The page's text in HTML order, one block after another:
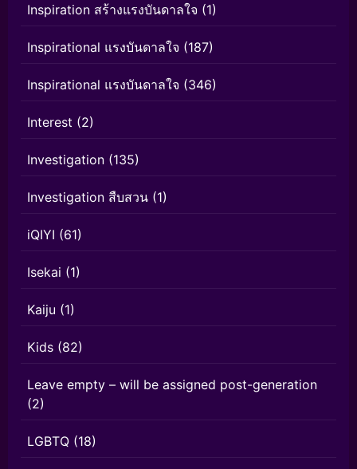
Inspiration สร้างแรงบันดาลใจ (1)
Inspirational แรงบันดาลใจ (187)
Inspirational แรงบันดาลใจ (346)
Interest (2)
Investigation (135)
Investigation สืบสวน (1)
iQIYI (61)
Isekai (1)
Kaiju (1)
Kids (82)
Leave empty – will be assigned post-generation
(2)
LGBTQ (18)